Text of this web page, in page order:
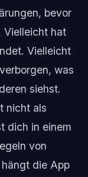
bevor
Vielleicht hat
Vielleicht
was
siehst.
nicht als
dich in einem
von
die App